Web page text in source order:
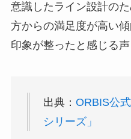
意識したライン設計の
方からの満足度が高い
印象が整ったと感じる声
出典： ORBIS公
シリーズ」